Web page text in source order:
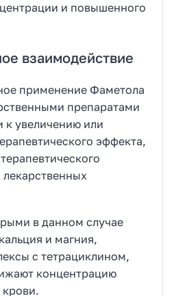
и повышенного
взаимодействие
применение Фаметола
препаратами
к увеличению или
эффекта,
в данном случае
и магния,
с тетрациклином,
концентрацию
крови.